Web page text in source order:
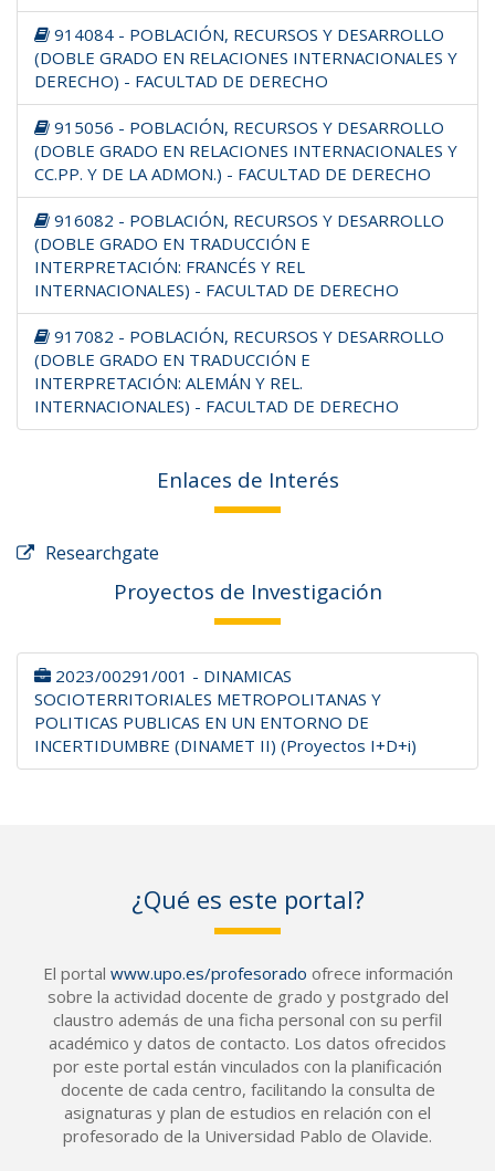
914084 - POBLACIÓN, RECURSOS Y DESARROLLO
(DOBLE GRADO EN RELACIONES INTERNACIONALES Y
DERECHO) - FACULTAD DE DERECHO
915056 - POBLACIÓN, RECURSOS Y DESARROLLO
(DOBLE GRADO EN RELACIONES INTERNACIONALES Y
CC.PP. Y DE LA ADMON.) - FACULTAD DE DERECHO
916082 - POBLACIÓN, RECURSOS Y DESARROLLO
(DOBLE GRADO EN TRADUCCIÓN E
INTERPRETACIÓN: FRANCÉS Y REL
INTERNACIONALES) - FACULTAD DE DERECHO
917082 - POBLACIÓN, RECURSOS Y DESARROLLO
(DOBLE GRADO EN TRADUCCIÓN E
INTERPRETACIÓN: ALEMÁN Y REL.
INTERNACIONALES) - FACULTAD DE DERECHO
Enlaces de Interés
Researchgate
Proyectos de Investigación
2023/00291/001 - DINAMICAS
SOCIOTERRITORIALES METROPOLITANAS Y
POLITICAS PUBLICAS EN UN ENTORNO DE
INCERTIDUMBRE (DINAMET II) (Proyectos I+D+i)
¿Qué es este portal?
El portal www.upo.es/profesorado ofrece información
sobre la actividad docente de grado y postgrado del
claustro además de una ficha personal con su perfil
académico y datos de contacto. Los datos ofrecidos
por este portal están vinculados con la planificación
docente de cada centro, facilitando la consulta de
asignaturas y plan de estudios en relación con el
profesorado de la Universidad Pablo de Olavide.